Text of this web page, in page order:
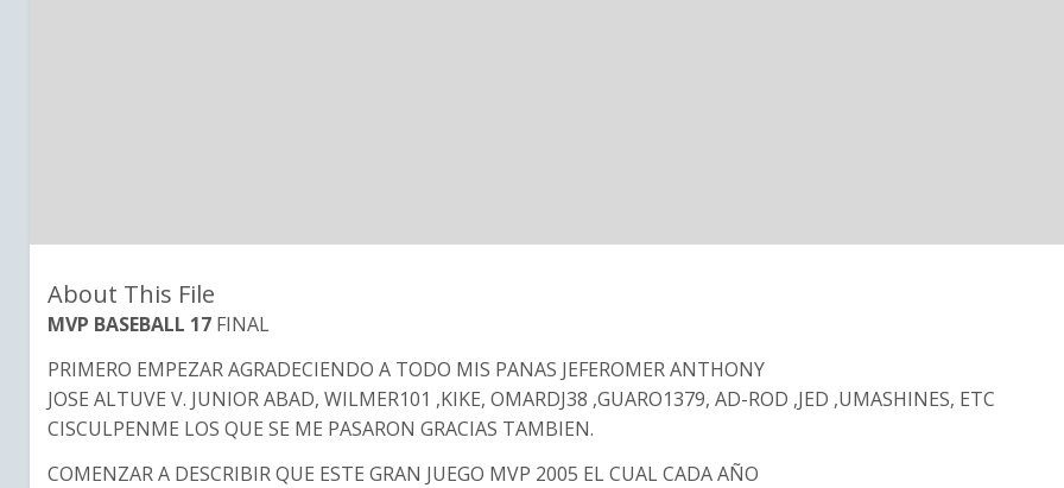
About This File
MVP BASEBALL 17 FINAL
PRIMERO EMPEZAR AGRADECIENDO A TODO MIS PANAS JEFEROMER ANTHONY
JOSE ALTUVE V. JUNIOR ABAD, WILMER101 ,KIKE, OMARDJ38 ,GUARO1379, AD-ROD ,JED ,UMASHINES, ETC
CISCULPENME LOS QUE SE ME PASARON GRACIAS TAMBIEN.
COMENZAR A DESCRIBIR QUE ESTE GRAN JUEGO MVP 2005 EL CUAL CADA AÑO